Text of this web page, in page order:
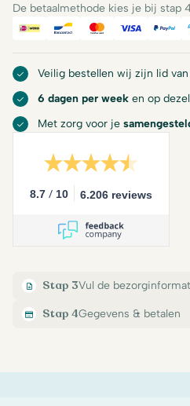
De betaalmethode kies je bij stap
iDeal Bancontact
Mastercard
Visa
Veilig bestellen wij zijn lid van
6 dagen per week en op
Met zorg voor je
8.7 / 10 6.206 reviews
Stap 3Vul de
Stap 4Gegevens & betalen